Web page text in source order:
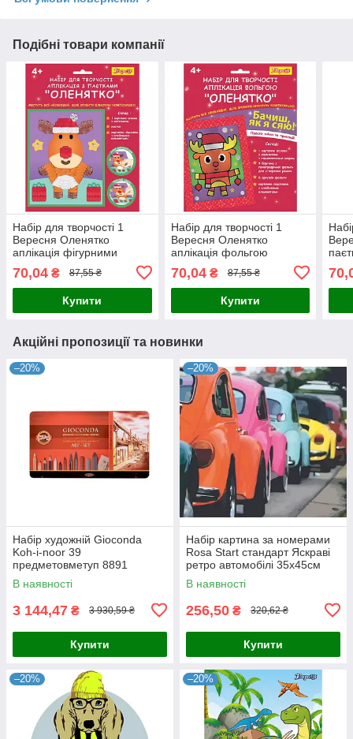
Подібні товари компанії
Набір для творчості 1
Вересня Оленятко
аплікація фігурними
70,04 ₴ 87,55 ₴
Купити
Набір для творчості 1
Вересня Оленятко
аплікація фольгою
70,04₴ 87,55 ₴
Купити
Акційні пропозиції та новинки
–20%
Набір художній Gioconda
Koh-i-noor 39
предметовметуп 8891
В наявності
3 144,47 ₴ 3 930,59 ₴
Купити
–20%
Набір картина за номерами
Rosa Start стандарт Яскраві
ретро автомобілі 35х45см
(4823098514121)
В наявності
256,50 ₴ 320,62 ₴
Купити
–20% –20%